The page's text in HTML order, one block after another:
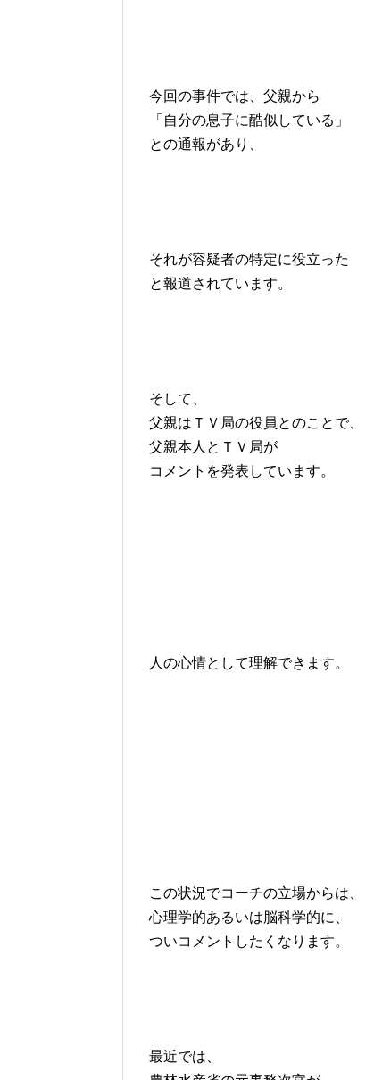
今回の事件では、父親から
「自分の息子に酷似している」
との通報があり、
それが容疑者の特定に役立った
と報道されています。
そして、
父親はＴＶ局の役員とのことで、
父親本人とＴＶ局が
コメントを発表しています。
人の心情として理解できます。
この状況でコーチの立場からは、
心理学的あるいは脳科学的に、
ついコメントしたくなります。
最近では、